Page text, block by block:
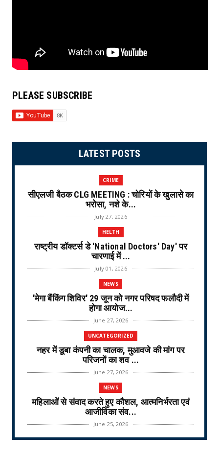
PLEASE SUBSCRIBE
LATEST POSTS
CRIME
सीएलजी बैठक CLG MEETING : चोरियों के खुलासे का
भरोसा, नशे के...
July 27, 2026
HELTH
राष्ट्रीय डॉक्टर्स डे 'National Doctors' Day' पर
चारणाई में ...
July 01, 2026
NEWS
'मेगा बैंकिंग शिविर' 29 जून को नगर परिषद फलौदी में
होगा आयोज...
June 27, 2026
UNCATEGORIZED
नहर में डूबा कंपनी का चालक, मुआवजे की मांग पर
परिजनों का शव ...
June 27, 2026
NEWS
महिलाओं से संवाद करते हुए कौशल, आत्मनिर्भरता एवं
आजीविका संव...
June 25, 2026
NEWS